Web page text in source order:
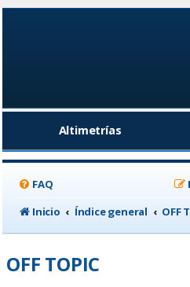
Altimetrías
FAQ
Inicio
Índice general OFF
OFF TOPIC